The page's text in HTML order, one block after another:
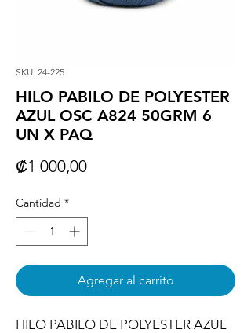
SKU: 24-225
HILO PABILO DE POLYESTER
AZUL OSC A824 50GRM 6
UN X PAQ
₡1 000,00Precio
Cantidad *
Agregar al carrito
HILO PABILO DE POLYESTER AZUL